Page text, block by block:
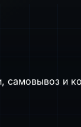
самовывоз и